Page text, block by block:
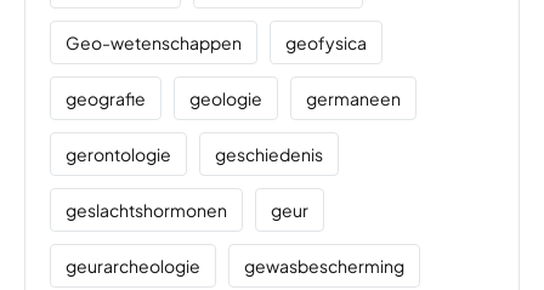
Geo-wetenschappen geofysica
geografie geologie germaneen
gerontologie geschiedenis
geslachtshormonen geur
geurarcheologie gewasbescherming